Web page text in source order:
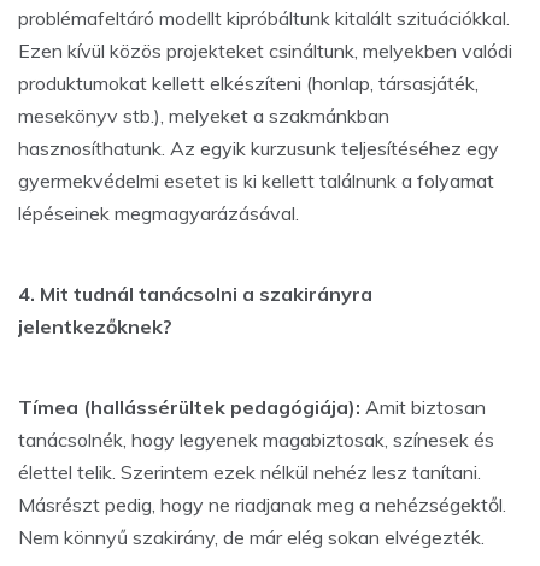
problémafeltáró modellt kipróbáltunk kitalált szituációkkal.
Ezen kívül közös projekteket csináltunk, melyekben valódi
produktumokat kellett elkészíteni (honlap, társasjáték,
mesekönyv stb.), melyeket a szakmánkban
hasznosíthatunk. Az egyik kurzusunk teljesítéséhez egy
gyermekvédelmi esetet is ki kellett találnunk a folyamat
lépéseinek megmagyarázásával.
4. Mit tudnál tanácsolni a szakirányra
jelentkezőknek?
Tímea (hallássérültek pedagógiája): Amit biztosan
tanácsolnék, hogy legyenek magabiztosak, színesek és
élettel telik. Szerintem ezek nélkül nehéz lesz tanítani.
Másrészt pedig, hogy ne riadjanak meg a nehézségektől.
Nem könnyű szakirány, de már elég sokan elvégezték.